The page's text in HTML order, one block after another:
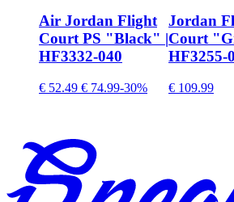
Air Jordan Flight
Court PS "Black" |
HF3332-040
€ 52.49 € 74.99-30%
Jordan
Court
HF3255-
€ 109.99